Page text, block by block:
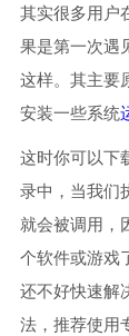
其实很多用户
果是第一次遇
这样。其主要
安装一些系统
这时你可以下
录中，当我们
就会被调用，
个软件或游戏
还不好快速解
法，推荐使用